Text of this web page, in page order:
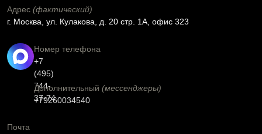
Адрес (фактический)
г. Москва, ул. Кулакова, д. 20 стр. 1А, офис 323
Номер телефона
+7
(495)
744-
37-74
Дополнительный (мессенджеры)
+79260034540
Почта